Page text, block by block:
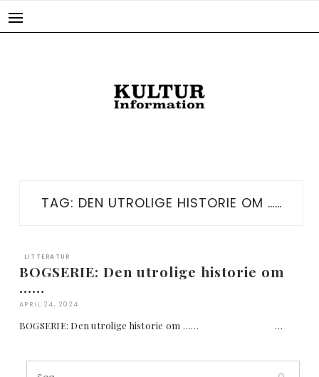
TAG: DEN UTROLIGE HISTORIE OM ……
LITTERATUR
BOGSERIE: Den utrolige historie om
……
APRIL 24, 2024
BOGSERIE: Den utrolige historie om …… …